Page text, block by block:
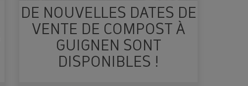
DE NOUVELLES DATES DE
VENTE DE COMPOST À
GUIGNEN SONT
DISPONIBLES !